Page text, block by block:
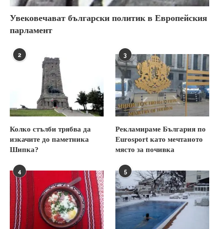
Увековечават български политик в Европейския
парламент
2
Колко стълби трябва да
изкачите до паметника
Шипка?
3
Рекламираме България по
Eurosport като мечтаното
място за почивка
4 5